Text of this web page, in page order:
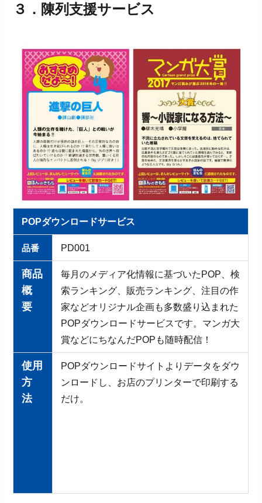
３． 陳列支援サービス
POPダウンロードサービス
品番 PD001
商品
概
要
毎月のメディア化情報に基づいたPOP、検
索ランキング、販売ランキング、注目の作
家などオリジナル企画も多数盛り込まれた
POPダウンロードサービスです。マンガ大
賞などにちなんだPOPも随時配信！
使用
方
法
POPダウンロードサイトよりデータをダウ
ンロードし、お店のプリンターで印刷する
だけ。